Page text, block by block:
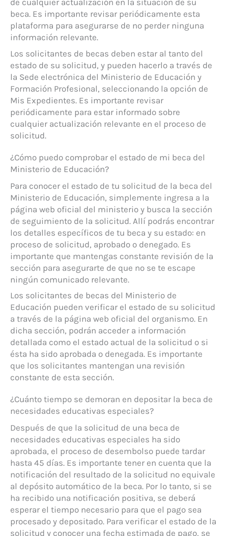
de cualquier actualización en la situación de su
beca. Es importante revisar periódicamente esta
plataforma para asegurarse de no perder ninguna
información relevante.
Los solicitantes de becas deben estar al tanto del
estado de su solicitud, y pueden hacerlo a través de
la Sede electrónica del Ministerio de Educación y
Formación Profesional, seleccionando la opción de
Mis Expedientes. Es importante revisar
periódicamente para estar informado sobre
cualquier actualización relevante en el proceso de
solicitud.
¿Cómo puedo comprobar el estado de mi beca del
Ministerio de Educación?
Para conocer el estado de tu solicitud de la beca del
Ministerio de Educación, simplemente ingresa a la
página web oficial del ministerio y busca la sección
de seguimiento de la solicitud. Allí podrás encontrar
los detalles específicos de tu beca y su estado: en
proceso de solicitud, aprobado o denegado. Es
importante que mantengas constante revisión de la
sección para asegurarte de que no se te escape
ningún comunicado relevante.
Los solicitantes de becas del Ministerio de
Educación pueden verificar el estado de su solicitud
a través de la página web oficial del organismo. En
dicha sección, podrán acceder a información
detallada como el estado actual de la solicitud o si
ésta ha sido aprobada o denegada. Es importante
que los solicitantes mantengan una revisión
constante de esta sección.
¿Cuánto tiempo se demoran en depositar la beca de
necesidades educativas especiales?
Después de que la solicitud de una beca de
necesidades educativas especiales ha sido
aprobada, el proceso de desembolso puede tardar
hasta 45 días. Es importante tener en cuenta que la
notificación del resultado de la solicitud no equivale
al depósito automático de la beca. Por lo tanto, si se
ha recibido una notificación positiva, se deberá
esperar el tiempo necesario para que el pago sea
procesado y depositado. Para verificar el estado de la
solicitud y conocer una fecha estimada de pago, se